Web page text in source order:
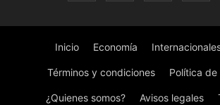
Inicio Economía
Términos y condiciones Política
¿Quienes somos? Avisos legales